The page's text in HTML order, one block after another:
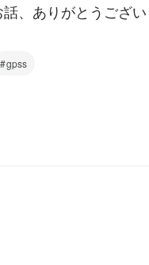
、ありがとうござい
gpss